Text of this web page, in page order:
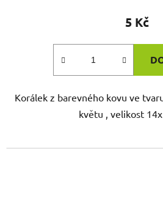
5 Kč
Korálek z barevného kovu ve
květu , velikost